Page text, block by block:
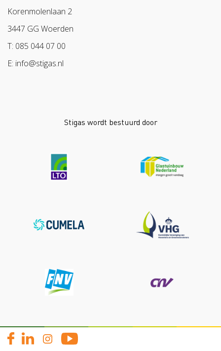
Werken aan morgen
Sazas
BPL
Arbeidsmarkt
Korenmolenlaan 2
3447 GG Woerden
T: 085 044 07 00
E: info@stigas.nl
Stigas wordt bestuurd door